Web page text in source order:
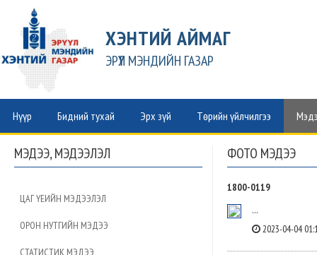
ХЭНТИЙ АЙМАГ
ЭРҮҮЛ МЭНДИЙН ГАЗАР
Нүүр Бидний тухай Эрх зүй Төрийн үйлчилгээ
МЭДЭЭ, МЭДЭЭЛЭЛ
ЦАГ ҮЕИЙН МЭДЭЭЛЭЛ
ОРОН НУТГИЙН МЭДЭЭ
СТАТИСТИК МЭДЭЭ
ФОТО МЭДЭЭ
1800-0119
...
2023-04-04